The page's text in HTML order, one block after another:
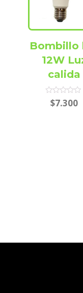
Bombillo
12W
calida
Rated
$7.300